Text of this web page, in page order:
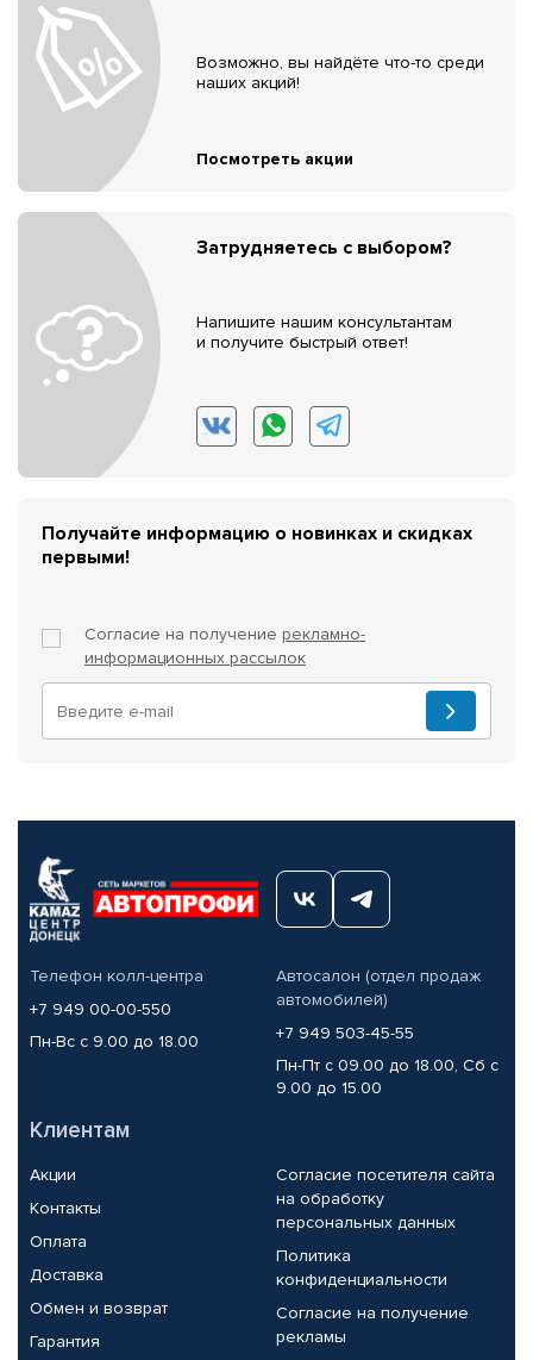
Возможно, вы найдёте что-то среди
наших акций!
Посмотреть акции
Затрудняетесь с выбором?
Напишите нашим консультантам
и получите быстрый ответ!
Получайте информацию о новинках и скидках
первыми!
Согласие на получение рекламно-
информационных рассылок
Телефон колл-центра
+7 949 00-00-550
Пн-Вс с 9.00 до 18.00
Автосалон (отдел продаж
автомобилей)
+7 949 503-45-55
Пн-Пт с 09.00 до 18.00, Сб с
9.00 до 15.00
Клиентам
Акции
Контакты
Оплата
Доставка
Обмен и возврат
Гарантия
Согласие посетителя сайта
на обработку
персональных данных
Политика
конфиденциальности
Согласие на получение
рекламы